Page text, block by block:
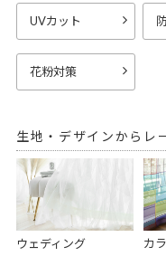
UVカット
花粉対策
生地・デザインからレ
ウェディング カ